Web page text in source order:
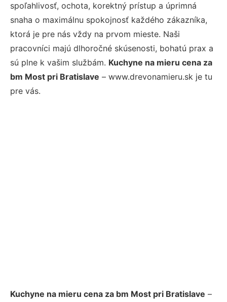
spoľahlivosť, ochota, korektný prístup a úprimná
snaha o maximálnu spokojnosť každého zákazníka,
ktorá je pre nás vždy na prvom mieste. Naši
pracovníci majú dlhoročné skúsenosti, bohatú prax a
sú plne k vašim službám. Kuchyne na mieru cena za
bm Most pri Bratislave – www.drevonamieru.sk je tu
pre vás.
Kuchyne na mieru cena za bm Most pri Bratislave –